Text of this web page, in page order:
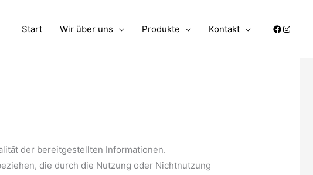
Start Wir über uns Produkte Kontakt
der bereitgestellten Informationen.
die durch die Nutzung oder Nichtnutzung